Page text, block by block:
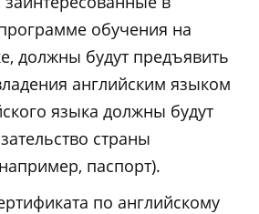
обучения на
должны будут предъявить
английским языком
языка должны будут
страны
паспорт).
по английскому